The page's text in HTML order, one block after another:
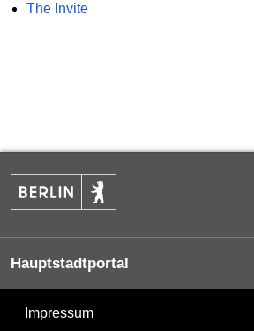
The Invite
Hauptstadtportal
Impressum